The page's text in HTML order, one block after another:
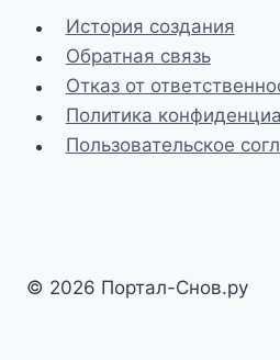
История создания
Обратная связь
Отказ от
Политика
Пользовательское
© 2026 Портал-Снов.ру